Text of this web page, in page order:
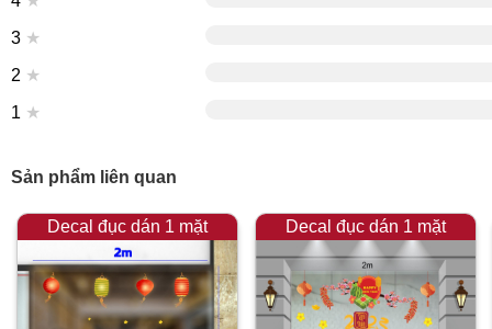
3 ★
2 ★
1 ★
Sản phẩm liên quan
Decal đục dán 1 mặt Decal đục dán 1 mặt